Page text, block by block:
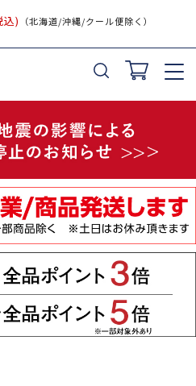
込) （北海道/沖縄/クール便除く）
〜
ない